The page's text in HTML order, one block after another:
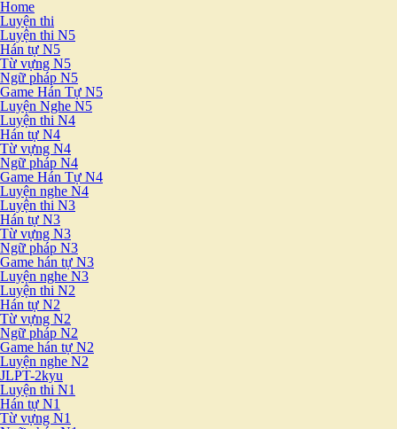
Home
Luyện thi
Luyện thi N5
Hán tự N5
Từ vựng N5
Ngữ pháp N5
Game Hán Tự N5
Luyện Nghe N5
Luyện thi N4
Hán tự N4
Từ vựng N4
Ngữ pháp N4
Game Hán Tự N4
Luyện nghe N4
Luyện thi N3
Hán tự N3
Từ vựng N3
Ngữ pháp N3
Game hán tự N3
Luyện nghe N3
Luyện thi N2
Hán tự N2
Từ vựng N2
Ngữ pháp N2
Game hán tự N2
Luyện nghe N2
JLPT-2kyu
Luyện thi N1
Hán tự N1
Từ vựng N1